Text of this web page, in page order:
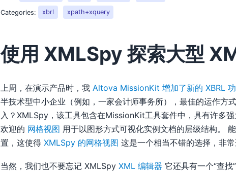
Categories: xbrl xpath+xquery
使用 XMLSpy 探索大型
上周，在演示产品时，我Altova MissionKit 增加了新的 XBRL
半技术型中小企业（例如，一家会计师事务所），最佳的运作方
入？XMLSpy，该工具包含在MissionKit工具套件中，具有许多
欢迎的 网格视图 用于以图形方式可视化实例文档的层级结构。
置，这使得XMLSpy 的网格视图 这是一个相当不错的选择，非常
当然，我们也不要忘记 XMLSpyXML 编辑器 它还具有一个“查